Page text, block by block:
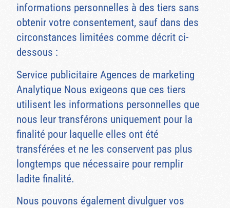
informations personnelles à des tiers sans
obtenir votre consentement, sauf dans des
circonstances limitées comme décrit ci-
dessous :
Service publicitaire Agences de marketing
Analytique Nous exigeons que ces tiers
utilisent les informations personnelles que
nous leur transférons uniquement pour la
finalité pour laquelle elles ont été
transférées et ne les conservent pas plus
longtemps que nécessaire pour remplir
ladite finalité.
Nous pouvons également divulguer vos